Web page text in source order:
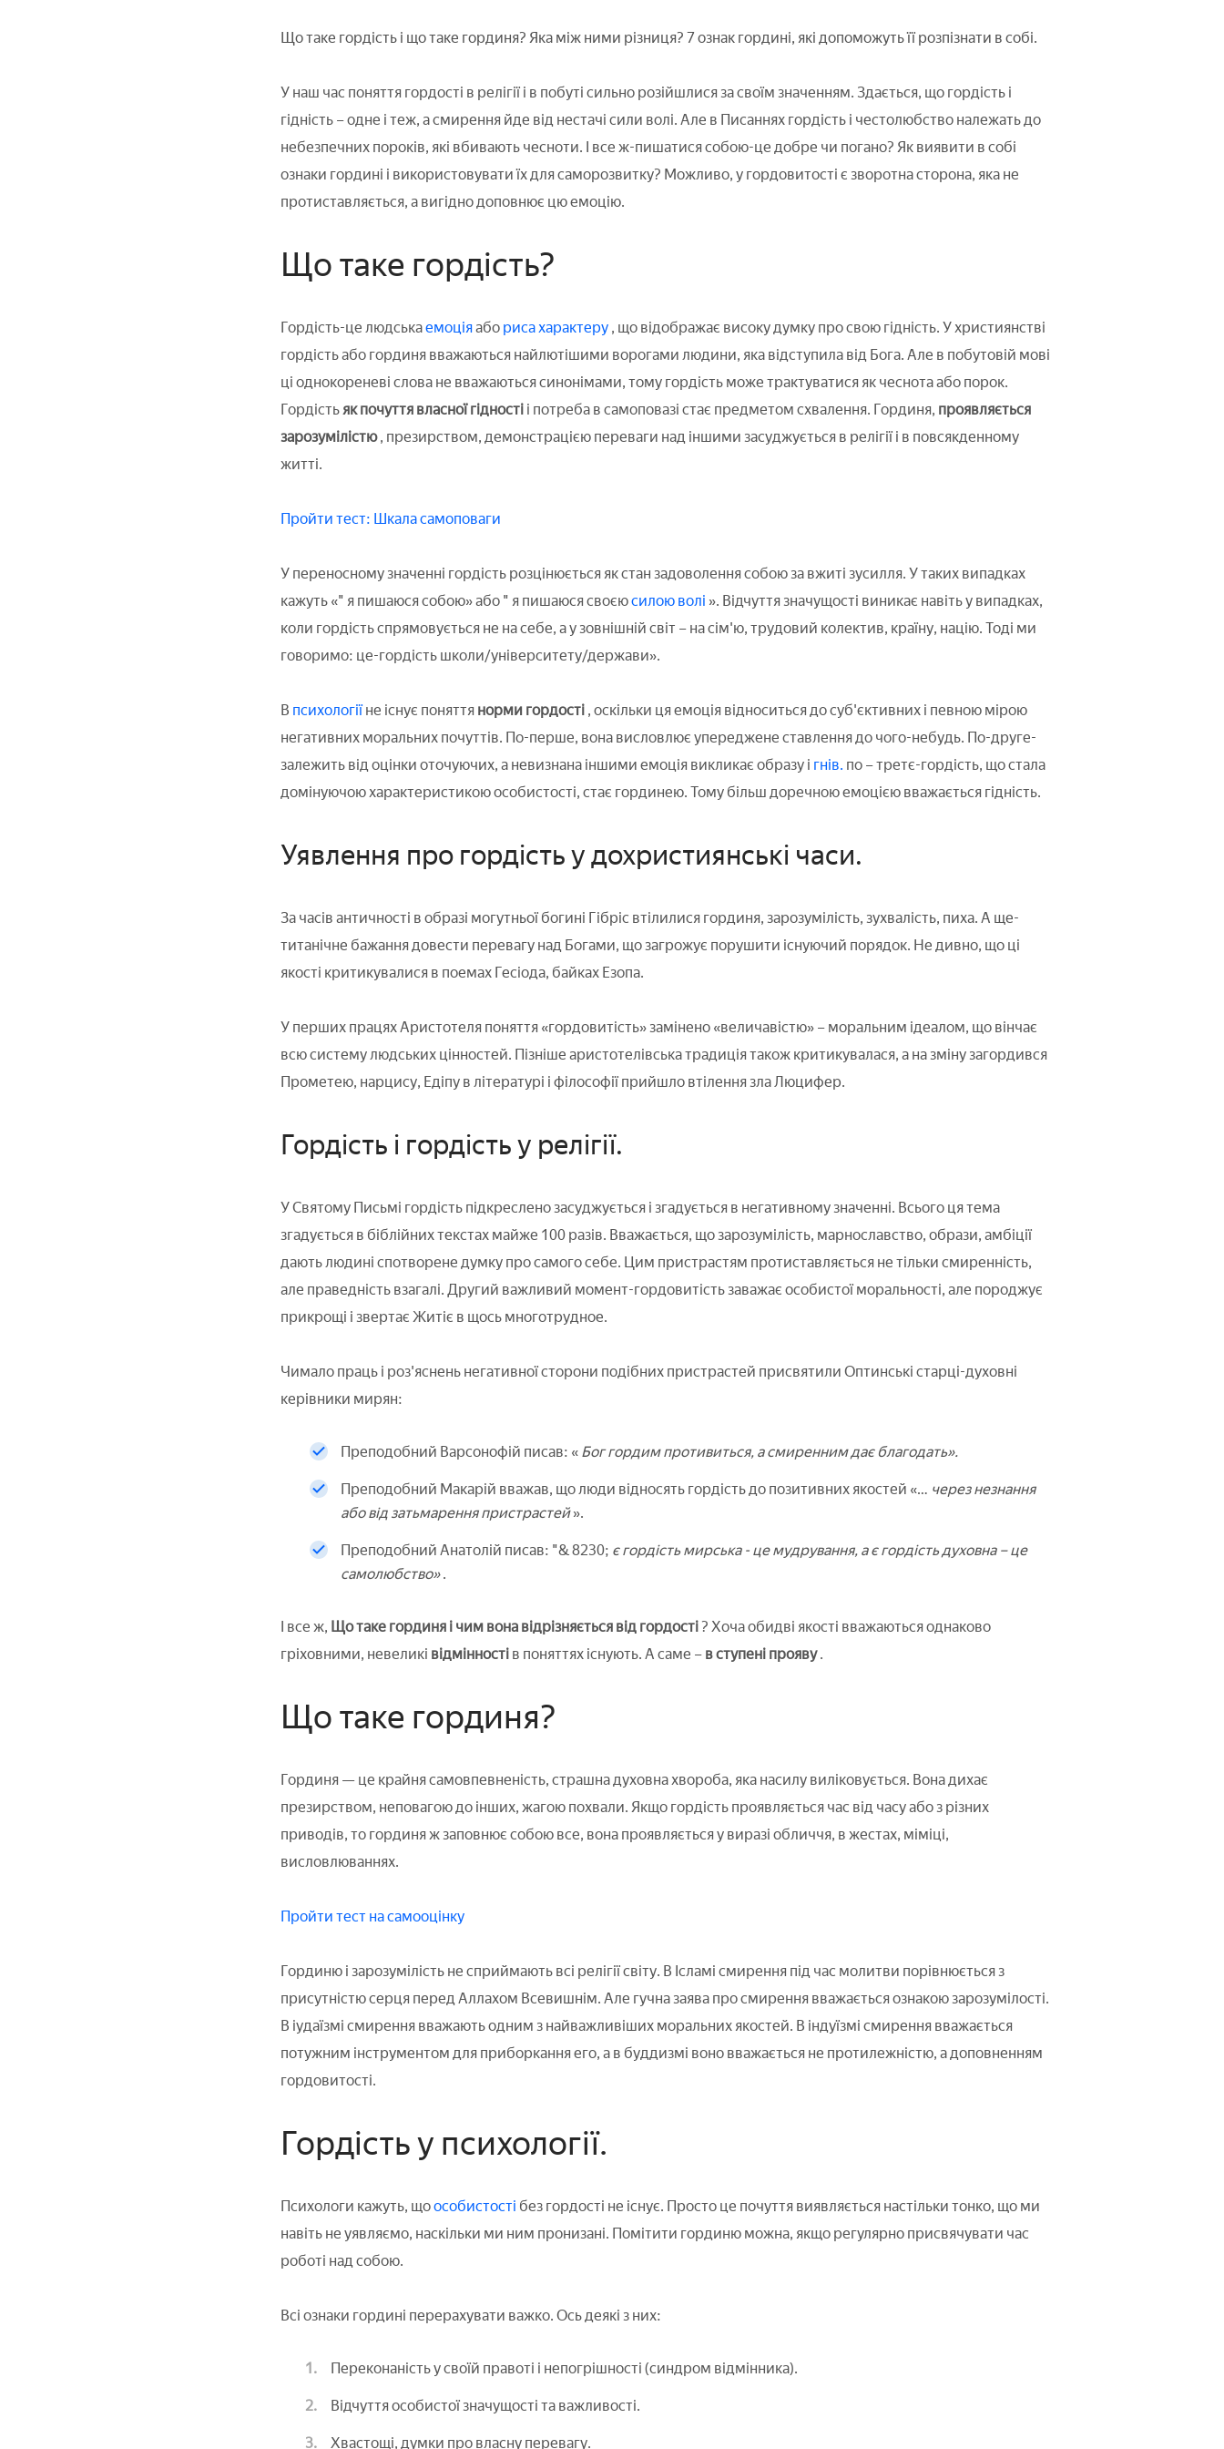
Що таке гордість і що таке гординя? Яка між ними різниця? 7 ознак гордині, які допоможуть її розпізнати в собі.
У наш час поняття гордості в релігії і в побуті сильно розійшлися за своїм значенням. Здається, що гордість і
гідність – одне і теж, а смирення йде від нестачі сили волі. Але в Писаннях гордість і честолюбство належать до
небезпечних пороків, які вбивають чесноти. І все ж-пишатися собою-це добре чи погано? Як виявити в собі
ознаки гордині і використовувати їх для саморозвитку? Можливо, у гордовитості є зворотна сторона, яка не
протиставляється, а вигідно доповнює цю емоцію.
Що таке гордість?
Гордість-це людськаемоціяабо риса характеру , що відображає високу думку про свою гідність. У християнстві
гордість або гординя вважаються найлютішими ворогами людини, яка відступила від Бога. Але в побутовій мові
ці однокореневі слова не вважаються синонімами, тому гордість може трактуватися як чеснота або порок.
Гордістьяк почуття власної гідності і потреба в самоповазі стає предметом схвалення. Гординя, проявляється
зарозумілістю, презирством, демонстрацією переваги над іншими засуджується в релігії і в повсякденному
житті.
Пройти тест: Шкала самоповаги
У переносному значенні гордість розцінюється як стан задоволення собою за вжиті зусилля. У таких випадках
кажуть «" я пишаюся собою» або " я пишаюся своєюсилою волі ». Відчуття значущості виникає навіть у випадках,
коли гордість спрямовується не на себе, а у зовнішній світ – на сім'ю, трудовий колектив, країну, націю. Тоді ми
говоримо: це-гордість школи/університету/держави».
В психології не існує поняття норми гордості , оскільки ця емоція відноситься до суб'єктивних і певною мірою
негативних моральних почуттів. По-перше, вона висловлює упереджене ставлення до чого-небудь. По-друге-
залежить від оцінки оточуючих, а невизнана іншими емоція викликає образу і гнів. по – третє-гордість, що стала
домінуючою характеристикою особистості, стає гординею. Тому більш доречною емоцією вважається гідність.
Уявлення про гордість у дохристиянські часи.
За часів античності в образі могутньої богині Гібріс втілилися гординя, зарозумілість, зухвалість, пиха. А ще-
титанічне бажання довести перевагу над Богами, що загрожує порушити існуючий порядок. Не дивно, що ці
якості критикувалися в поемах Гесіода, байках Езопа.
У перших працях Аристотеля поняття «гордовитість» замінено «величавістю» – моральним ідеалом, що вінчає
всю систему людських цінностей. Пізніше аристотелівська традиція також критикувалася, а на зміну загордився
Прометею, нарцису, Едіпу в літературі і філософії прийшло втілення зла Люцифер.
Гордість і гордість у релігії.
У Святому Письмі гордість підкреслено засуджується і згадується в негативному значенні. Всього ця тема
згадується в біблійних текстах майже 100 разів. Вважається, що зарозумілість, марнославство, образи, амбіції
дають людині спотворене думку про самого себе. Цим пристрастям протиставляється не тільки смиренність,
але праведність взагалі. Другий важливий момент-гордовитість заважає особистої моральності, але породжує
прикрощі і звертає Житіє в щось многотрудное.
Чимало праць і роз'яснень негативної сторони подібних пристрастей присвятили Оптинські старці-духовні
керівники мирян:
Преподобний Варсонофій писав: «Бог гордим противиться, а смиренним дає благодать».
Преподобний Макарій вважав, що люди відносять гордість до позитивних якостей «… через незнання
або від затьмарення пристрастей».
Преподобний Анатолій писав: "& 8230; є гордість мирська - це мудрування, а є гордість духовна – це
самолюбство».
І все ж, Що таке гординя і чим вона відрізняється від гордості ? Хоча обидві якості вважаються однаково
гріховними, невеликі відмінності в поняттях існують. А саме – в ступені прояву.
Що таке гординя?
Гординя — це крайня самовпевненість, страшна духовна хвороба, яка насилу виліковується. Вона дихає
презирством, неповагою до інших, жагою похвали. Якщо гордість проявляється час від часу або з різних
приводів, то гординя ж заповнює собою все, вона проявляється у виразі обличчя, в жестах, міміці,
висловлюваннях.
Пройти тест на самооцінку
Гординю і зарозумілість не сприймають всі релігії світу. В Ісламі смирення під час молитви порівнюється з
присутністю серця перед Аллахом Всевишнім. Але гучна заява про смирення вважається ознакою зарозумілості.
В іудаїзмі смирення вважають одним з найважливіших моральних якостей. В індуїзмі смирення вважається
потужним інструментом для приборкання его, а в буддизмі воно вважається не протилежністю, а доповненням
гордовитості.
Гордість у психології.
Психологи кажуть, щоособистості без гордості не існує. Просто це почуття виявляється настільки тонко, що ми
навіть не уявляємо, наскільки ми ним пронизані. Помітити гординю можна, якщо регулярно присвячувати час
роботі над собою.
Всі ознаки гордині перерахувати важко. Ось деякі з них:
Переконаність у своїй правоті і непогрішності (синдром відмінника).
Відчуття особистої значущості та важливості.
Хвастощі, думки про власну перевагу.